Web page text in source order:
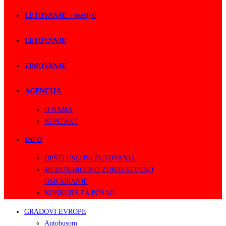
LETOVANJE – specijal
LETOVANJE
ZIMOVANJE
AGENCIJA
O NAMA
KONTAKT
INFO
OPŠTI USLOVI PUTOVANJA
MEĐUNARODNO ZDRAVSTVENO
OSIGURANJE
KONKURS ZA POSAO
GRADOVI EVROPE
Autobusom